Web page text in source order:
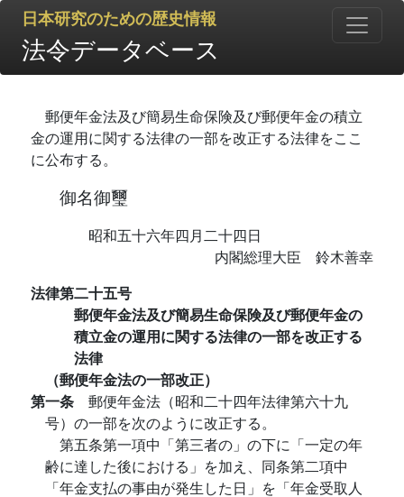
日本研究のための歴史情報
法令データベース
郵便年金法及び簡易生命保険及び郵便年金の積立
金の運用に関する法律の一部を改正する法律をここ
に公布する。
御名御璽
昭和五十六年四月二十四日
内閣総理大臣 鈴木善幸
法律第二十五号
郵便年金法及び簡易生命保険及び郵便年金の
積立金の運用に関する法律の一部を改正する
法律
（郵便年金法の一部改正）
第一条 郵便年金法（昭和二十四年法律第六十九
号）の一部を次のように改正する。
第五条第一項中「第三者の」の下に「一定の年
齢に達した後における」を加え、同条第二項中
「年金支払の事由が発生した日」を「年金受取人